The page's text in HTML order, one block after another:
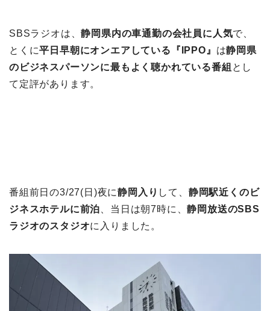
SBSラジオは、静岡県内の車通勤の会社員に人気で、
とくに平日早朝にオンエアしている『IPPO』 は静岡県
のビジネスパーソンに最もよく聴かれている番組 とし
て定評があります。
番組前日の3/27(日)夜に静岡入り して、 静岡駅近くのビ
ジネスホテルに前泊 、当日は朝7時に、静岡放送のSBS
ラジオのスタジオに入りました。